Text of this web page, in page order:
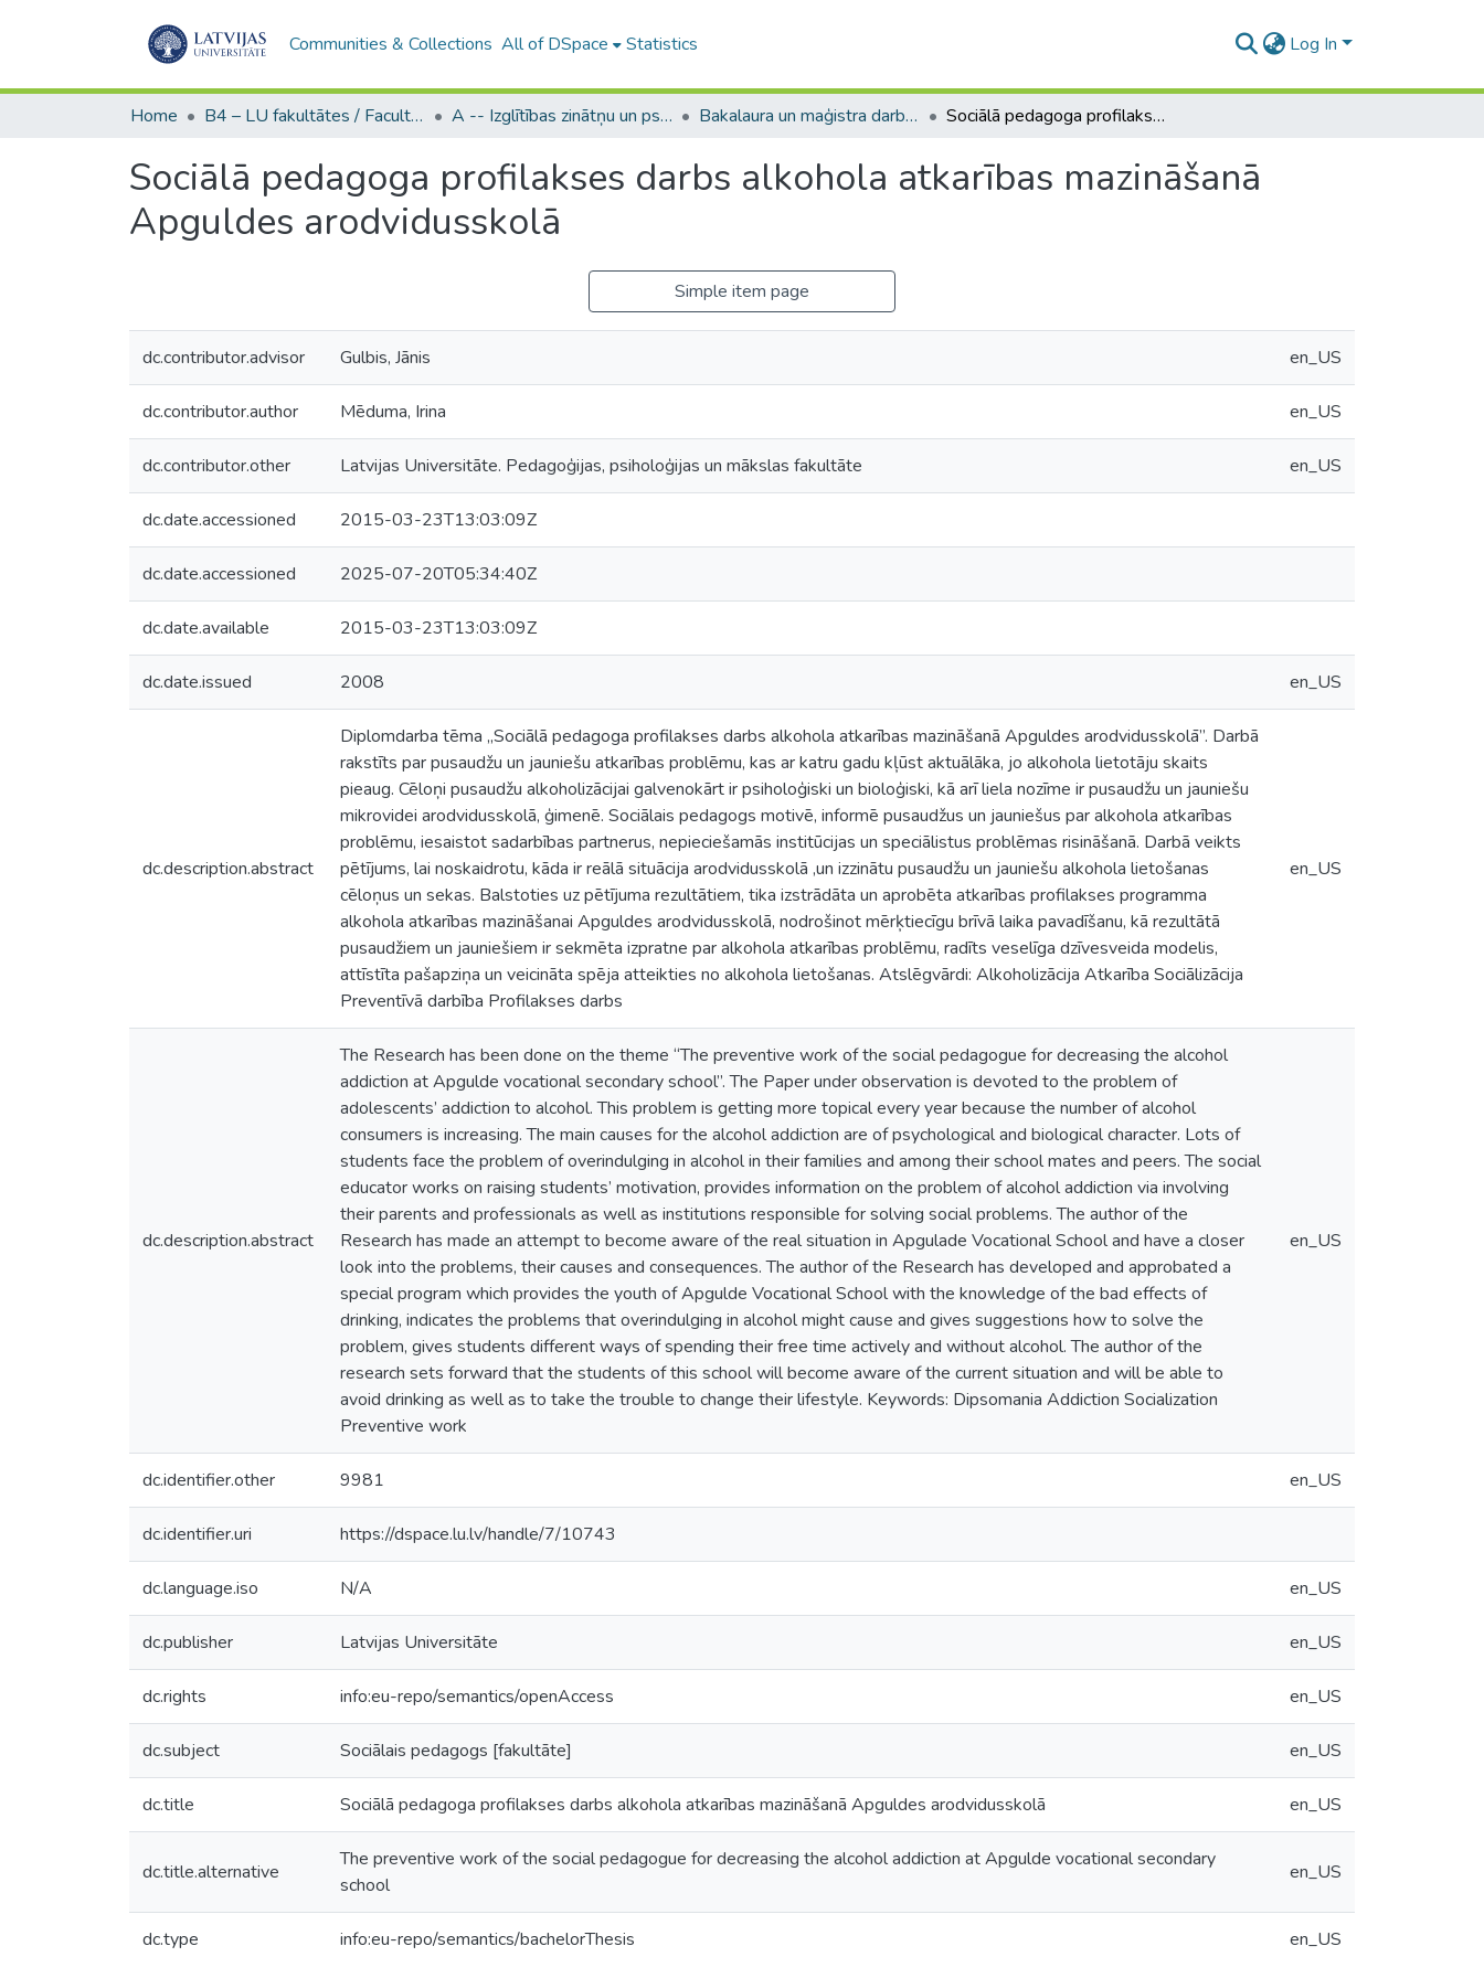
Communities & Collections All of DSpace Statistics Log In
Home B4 – LU fakultātes / Faculties of the UL A -- Izglītības zinātņu un psiholoģijas fakultāte / Faculty of Education Sciences and Psychology Bakalaura un maģistra darbi (PPMF) / Bachelor's and Master's theses Sociālā pedagoga profilakses darbs alkohola atkarības mazināšanā Apguldes arodvidusskolā
Sociālā pedagoga profilakses darbs alkohola atkarības mazināšanā
Apguldes arodvidusskolā
Simple item page
dc.contributor.advisor Gulbis, Jānis en_US
dc.contributor.author Mēduma, Irina en_US
dc.contributor.other Latvijas Universitāte. Pedagoģijas, psiholoģijas un mākslas fakultāte en_US
dc.date.accessioned 2015-03-23T13:03:09Z
dc.date.accessioned 2025-07-20T05:34:40Z
dc.date.available 2015-03-23T13:03:09Z
dc.date.issued 2008 en_US
dc.description.abstract
Diplomdarba tēma „Sociālā pedagoga profilakses darbs alkohola atkarības mazināšanā Apguldes arodvidusskolā”. Darbā
rakstīts par pusaudžu un jauniešu atkarības problēmu, kas ar katru gadu kļūst aktuālāka, jo alkohola lietotāju skaits
pieaug. Cēloņi pusaudžu alkoholizācijai galvenokārt ir psiholoģiski un bioloģiski, kā arī liela nozīme ir pusaudžu un jauniešu
mikrovidei arodvidusskolā, ģimenē. Sociālais pedagogs motivē, informē pusaudžus un jauniešus par alkohola atkarības
problēmu, iesaistot sadarbības partnerus, nepieciešamās institūcijas un speciālistus problēmas risināšanā. Darbā veikts
pētījums, lai noskaidrotu, kāda ir reālā situācija arodvidusskolā ,un izzinātu pusaudžu un jauniešu alkohola lietošanas
cēloņus un sekas. Balstoties uz pētījuma rezultātiem, tika izstrādāta un aprobēta atkarības profilakses programma
alkohola atkarības mazināšanai Apguldes arodvidusskolā, nodrošinot mērķtiecīgu brīvā laika pavadīšanu, kā rezultātā
pusaudžiem un jauniešiem ir sekmēta izpratne par alkohola atkarības problēmu, radīts veselīga dzīvesveida modelis,
attīstīta pašapziņa un veicināta spēja atteikties no alkohola lietošanas. Atslēgvārdi: Alkoholizācija Atkarība Sociālizācija
Preventīvā darbība Profilakses darbs
en_US
dc.description.abstract
The Research has been done on the theme “The preventive work of the social pedagogue for decreasing the alcohol
addiction at Apgulde vocational secondary school”. The Paper under observation is devoted to the problem of
adolescents’ addiction to alcohol. This problem is getting more topical every year because the number of alcohol
consumers is increasing. The main causes for the alcohol addiction are of psychological and biological character. Lots of
students face the problem of overindulging in alcohol in their families and among their school mates and peers. The social
educator works on raising students’ motivation, provides information on the problem of alcohol addiction via involving
their parents and professionals as well as institutions responsible for solving social problems. The author of the
Research has made an attempt to become aware of the real situation in Apgulade Vocational School and have a closer
look into the problems, their causes and consequences. The author of the Research has developed and approbated a
special program which provides the youth of Apgulde Vocational School with the knowledge of the bad effects of
drinking, indicates the problems that overindulging in alcohol might cause and gives suggestions how to solve the
problem, gives students different ways of spending their free time actively and without alcohol. The author of the
research sets forward that the students of this school will become aware of the current situation and will be able to
avoid drinking as well as to take the trouble to change their lifestyle. Keywords: Dipsomania Addiction Socialization
Preventive work
en_US
dc.identifier.other 9981 en_US
dc.identifier.uri https://dspace.lu.lv/handle/7/10743
dc.language.iso N/A en_US
dc.publisher Latvijas Universitāte en_US
dc.rights info:eu-repo/semantics/openAccess en_US
dc.subject Sociālais pedagogs [fakultāte] en_US
dc.title Sociālā pedagoga profilakses darbs alkohola atkarības mazināšanā Apguldes arodvidusskolā en_US
dc.title.alternative
The preventive work of the social pedagogue for decreasing the alcohol addiction at Apgulde vocational secondary
school
en_US
dc.type info:eu-repo/semantics/bachelorThesis en_US